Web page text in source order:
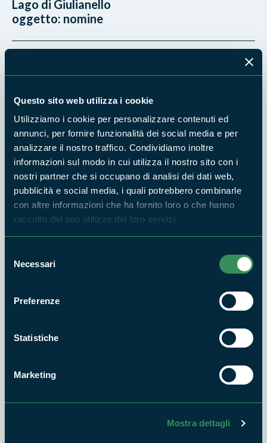
Questo sito web utilizza i cookie
Utilizziamo i cookie per personalizzare contenuti ed
annunci, per fornire funzionalità dei social media e per
analizzare il nostro traffico. Condividiamo inoltre
informazioni sul modo in cui utilizza il nostro sito con i
nostri partner che si occupano di analisi dei dati web,
pubblicità e social media, i quali potrebbero combinarle
con altre informazioni che ha fornito loro o che hanno
raccolto dal suo utilizzo dei loro servizi.
delNecessari
Preferenze
Statistiche
Marketing
Mostra dettagli
Lago di Giulianello
oggetto: nomine
ornitica nel Monumento Naturale lago di
20 OTT 2017 - MONUMENTO NATURALE LAGO DI
GIULIANELLO
Delibera del Consiglio Comunale di Artena n
43 del 20-10-2017
oggetto: nomina membri del comitato di
gestione di cui all'art. 11 del "regolamento
Delibera Consiglio Comunale di Cori n 22 del
gestione del Monumento Naturale Lago di
GIULIANELLO
Comune di Artena - regolamento
monumento naturale lago di Giulianello